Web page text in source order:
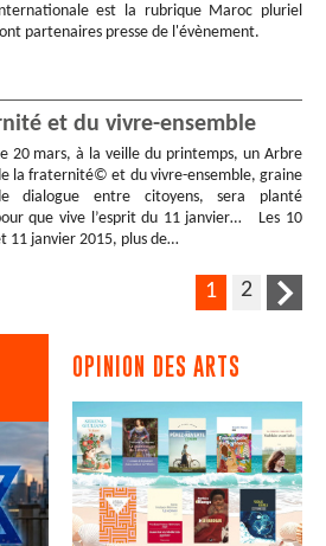
est la rubrique Maroc pluriel
partenaires presse de l'évènement.
et du vivre-ensemble
20 mars, à la veille du printemps, un Arbre
la fraternité© et du vivre-ensemble, graine
dialogue entre citoyens, sera planté
que vive l’esprit du 11 janvier… Les 10
11 janvier 2015, plus de…
1 2
OPINION DES ARTS